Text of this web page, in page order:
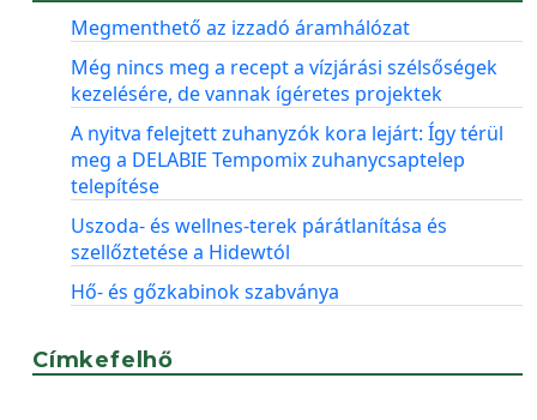
Megmenthető az izzadó áramhálózat
Még nincs meg a recept a vízjárási szélsőségek
kezelésére, de vannak ígéretes projektek
A nyitva felejtett zuhanyzók kora lejárt: Így térül
meg a DELABIE Tempomix zuhanycsaptelep
telepítése
Uszoda- és wellnes-terek párátlanítása és
szellőztetése a Hidewtól
Hő- és gőzkabinok szabványa
Címkefelhő